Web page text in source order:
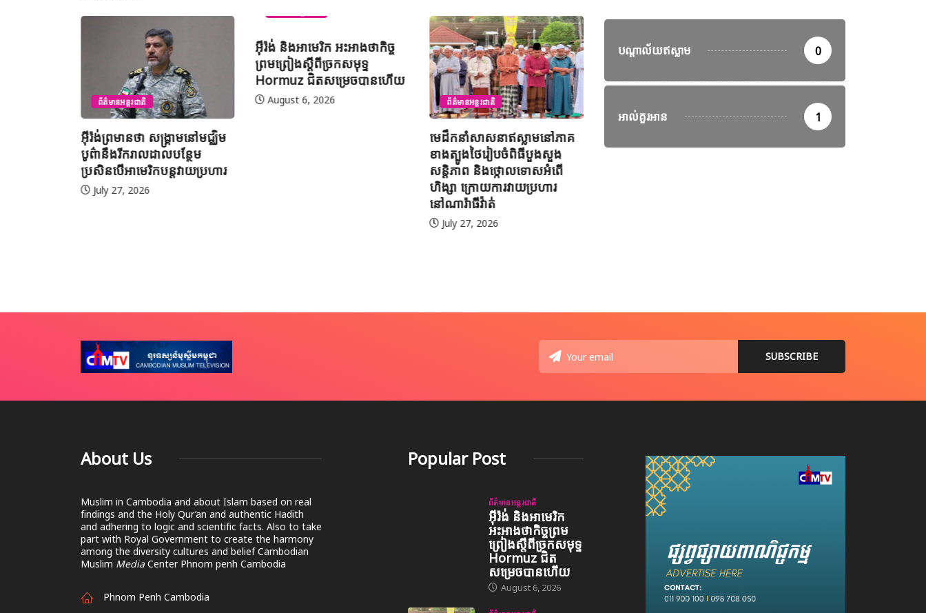
ព័ត៌មានអន្តរជាតិ
អ៊ីរ៉ង់ព្រមានថា សង្គ្រាមនៅមជ្ឈិម
បូព៌ានឹងរីករាលដាលបន្ថែម
ប្រសិនបើអាមេរិកបន្តវាយប្រហារ
July 27, 2026
អ៊ីរ៉ង់ និងអាមេរិក អះអាងថាកិច្ច
ព្រមព្រៀងស្តីពីច្រកសមុទ្ទ
Hormuz ជិតសម្រេចបានហើយ
August 6, 2026 ព័ត៌មានអន្តរជាតិ
មេដឹកនាំសាសនាឥស្លាមនៅភាគ
ខាងត្បូងថៃរៀបចំពិធីបួងសួង
សន្តិភាព និងថ្កោលទោសអំពើ
ហិង្សា ក្រោយការវាយប្រហារ
នៅណារ៉ាធីវ៉ាត់
July 27, 2026
បណ្តាល័យឥស្លាម 0
អាល់គួរអាន 1
About Us
Muslim in Cambodia and about Islam based on real
findings and the Holy Qur’an and authentic Hadith
and adhering to logic and scientific facts. Also to take
part with Royal Government to create the harmony
among the diversity cultures and belief Cambodian
Muslim Media Center Phnom penh Cambodia
Phnom Penh Cambodia
Popular Post
ព័ត៌មានអន្តរជាតិ
អ៊ីរ៉ង់ និងអាមេរិក
អះអាងថាកិច្ចព្រម
ព្រៀងស្តីពីច្រកសមុទ្ទ
Hormuz ជិត
សម្រេចបានហើយ
August 6, 2026